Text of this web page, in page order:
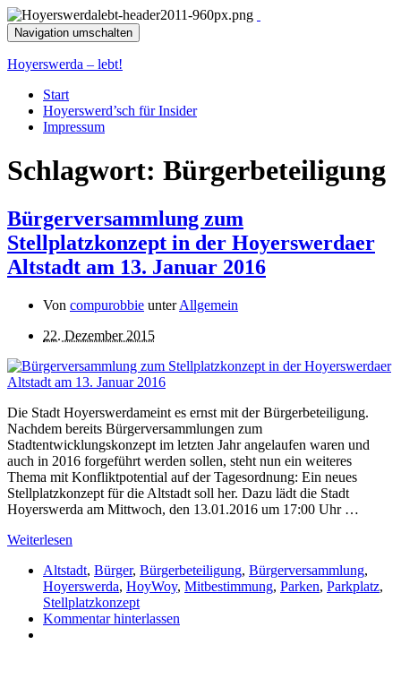
Navigation umschalten
Hoyerswerda – lebt!
Start
Hoyerswerd’sch für Insider
Impressum
Schlagwort: Bürgerbeteiligung
Bürgerversammlung zum
Stellplatzkonzept in der Hoyerswerdaer
Altstadt am 13. Januar 2016
Von compurobbie unterAllgemein
22. Dezember 2015
Die Stadt Hoyerswerdameint es ernst mit der Bürgerbeteiligung.
Nachdem bereits Bürgerversammlungen zum
Stadtentwicklungskonzept im letzten Jahr angelaufen waren und
auch in 2016 forgeführt werden sollen, steht nun ein weiteres
Thema mit Konfliktpotential auf der Tagesordnung: Ein neues
Stellplatzkonzept für die Altstadt soll her. Dazu lädt die Stadt
Hoyerswerda am Mittwoch, den 13.01.2016 um 17:00 Uhr …
Weiterlesen
Altstadt, Bürger, Bürgerbeteiligung, Bürgerversammlung,
Hoyerswerda, HoyWoy, Mitbestimmung, Parken, Parkplatz,
Stellplatzkonzept
Kommentar hinterlassen